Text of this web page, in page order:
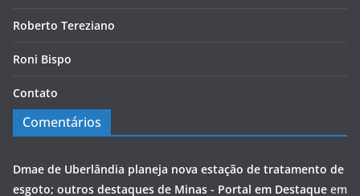
Roberto Tereziano
Roni Bispo
Contato
Comentários
Dmae de Uberlândia planeja nova estação de tratamento de
esgoto; outros destaques de Minas - Portal em Destaque em